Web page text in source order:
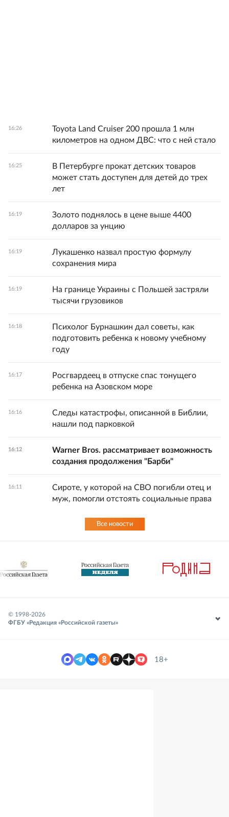
16:26
Toyota Land Cruiser 200 прошла 1 млн
километров на одном ДВС: что с ней стало
16:25
В Петербурге прокат детских товаров
может стать доступен для детей до трех
лет
16:19
Золото поднялось в цене выше 4400
долларов за унцию
16:19
Лукашенко назвал простую формулу
сохранения мира
16:19
На границе Украины с Польшей застряли
тысячи грузовиков
16:18
Психолог Бурнашкин дал советы, как
подготовить ребенка к новому учебному
году
16:17
Росгвардеец в отпуске спас тонущего
ребенка на Азовском море
16:16
Следы катастрофы, описанной в Библии,
нашли под парковкой
16:12
Warner Bros. рассматривает возможность
создания продолжения "Барби"
16:11
Сироте, у которой на СВО погибли отец и
муж, помогли отстоять социальные права
Все новости
© 1998-2026
ФГБУ «Редакция «Российской газеты»
18+